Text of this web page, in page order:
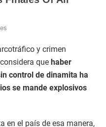
y crimen
considera que haber
control de dinamita ha
se mande explosivos
en el país de esa manera,